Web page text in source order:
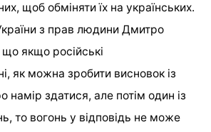
щоб обміняти їх на українських.
з прав людини Дмитро
якщо російські
як можна зробити висновок із
намір здатися, але потім один із
то вогонь у відповідь не може